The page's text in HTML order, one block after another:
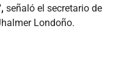
señaló el secretario de
Londoño.